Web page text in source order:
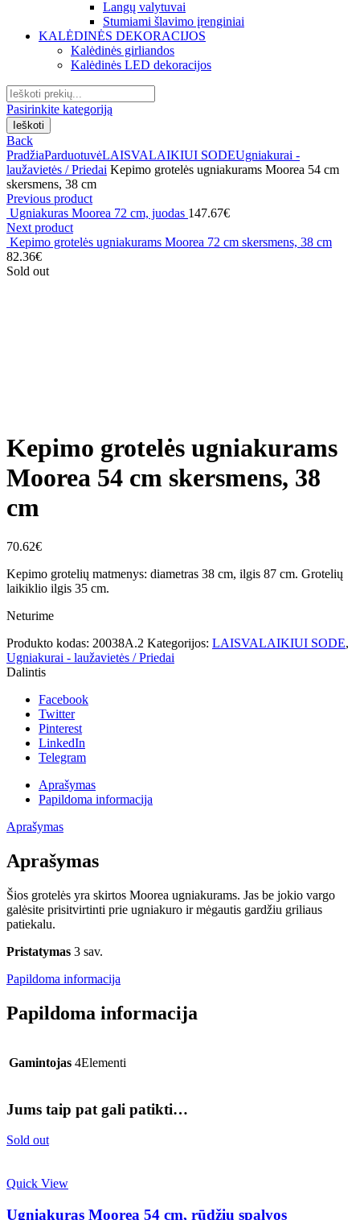
Langų valytuvai
Stumiami šlavimo įrenginiai
KALĖDINĖS DEKORACIJOS
Kalėdinės girliandos
Kalėdinės LED dekoracijos
Search
for:
Pasirinkite kategoriją
Ieškoti
Back
PradžiaParduotuvėLAISVALAIKIUI SODEUgniakurai -
laužavietės / Priedai Kepimo grotelės ugniakurams Moorea 54 cm
skersmens, 38 cm
Previous product
Ugniakuras Moorea 72 cm, juodas 147.67€
Next product
Kepimo grotelės ugniakurams Moorea 72 cm skersmens, 38 cm
82.36€
Sold out
Kepimo grotelės ugniakurams
Moorea 54 cm skersmens, 38
cm
70.62€
Kepimo grotelių matmenys: diametras 38 cm, ilgis 87 cm. Grotelių
laikiklio ilgis 35 cm.
Neturime
Produkto kodas: 20038A.2 Kategorijos: LAISVALAIKIUI SODE,
Ugniakurai - laužavietės / Priedai
Dalintis
Facebook
Twitter
Pinterest
LinkedIn
Telegram
Aprašymas
Papildoma informacija
Aprašymas
Aprašymas
Šios grotelės yra skirtos Moorea ugniakurams. Jas be jokio vargo
galėsite prisitvirtinti prie ugniakuro ir mėgautis gardžiu griliaus
patiekalu.
Pristatymas 3 sav.
Papildoma informacija
Papildoma informacija
Gamintojas 4Elementi
Jums taip pat gali patikti…
Sold out
Quick View
Ugniakuras Moorea 54 cm, rūdžių spalvos